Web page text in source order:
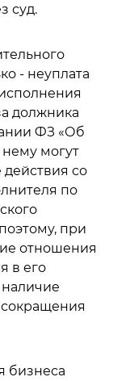
суд.
- неуплата
должника
ФЗ «Об
могут
со
по
при
отношения
в его
бизнеса